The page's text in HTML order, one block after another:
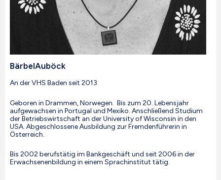
BärbelAuböck
An der VHS Baden seit 2013
Geboren in Drammen, Norwegen. Bis zum 20. Lebensjahr
aufgewachsen in Portugal und Mexiko. Anschließend Studium
der Betriebswirtschaft an der University of Wisconsin in den
USA. Abgeschlossene Ausbildung zur Fremdenführerin in
Österreich.
Bis 2002 berufstätig im Bankgeschäft und seit 2006 in der
Erwachsenenbildung in einem Sprachinstitut tätig.